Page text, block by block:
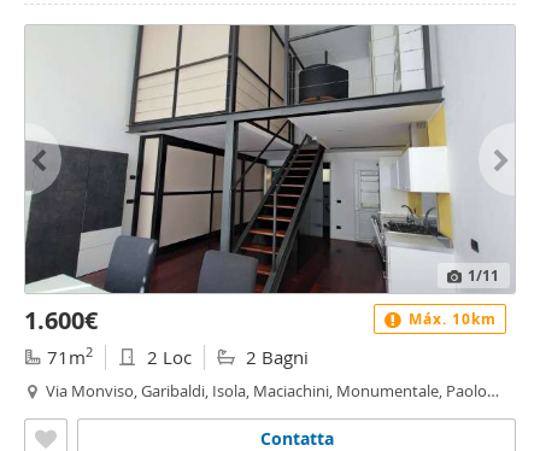
1/11
1.600€
71m2 2 Loc 2 Bagni
Via Monviso, Garibaldi, Isola, Maciachini, Monumentale, Paolo
Contatta
Máx. 10km